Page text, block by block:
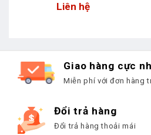
Liên hệ
Giao hàng cực
Miễn phí với đơn hàng
Đổi trả hàng
Đổi trả hàng thoải mái